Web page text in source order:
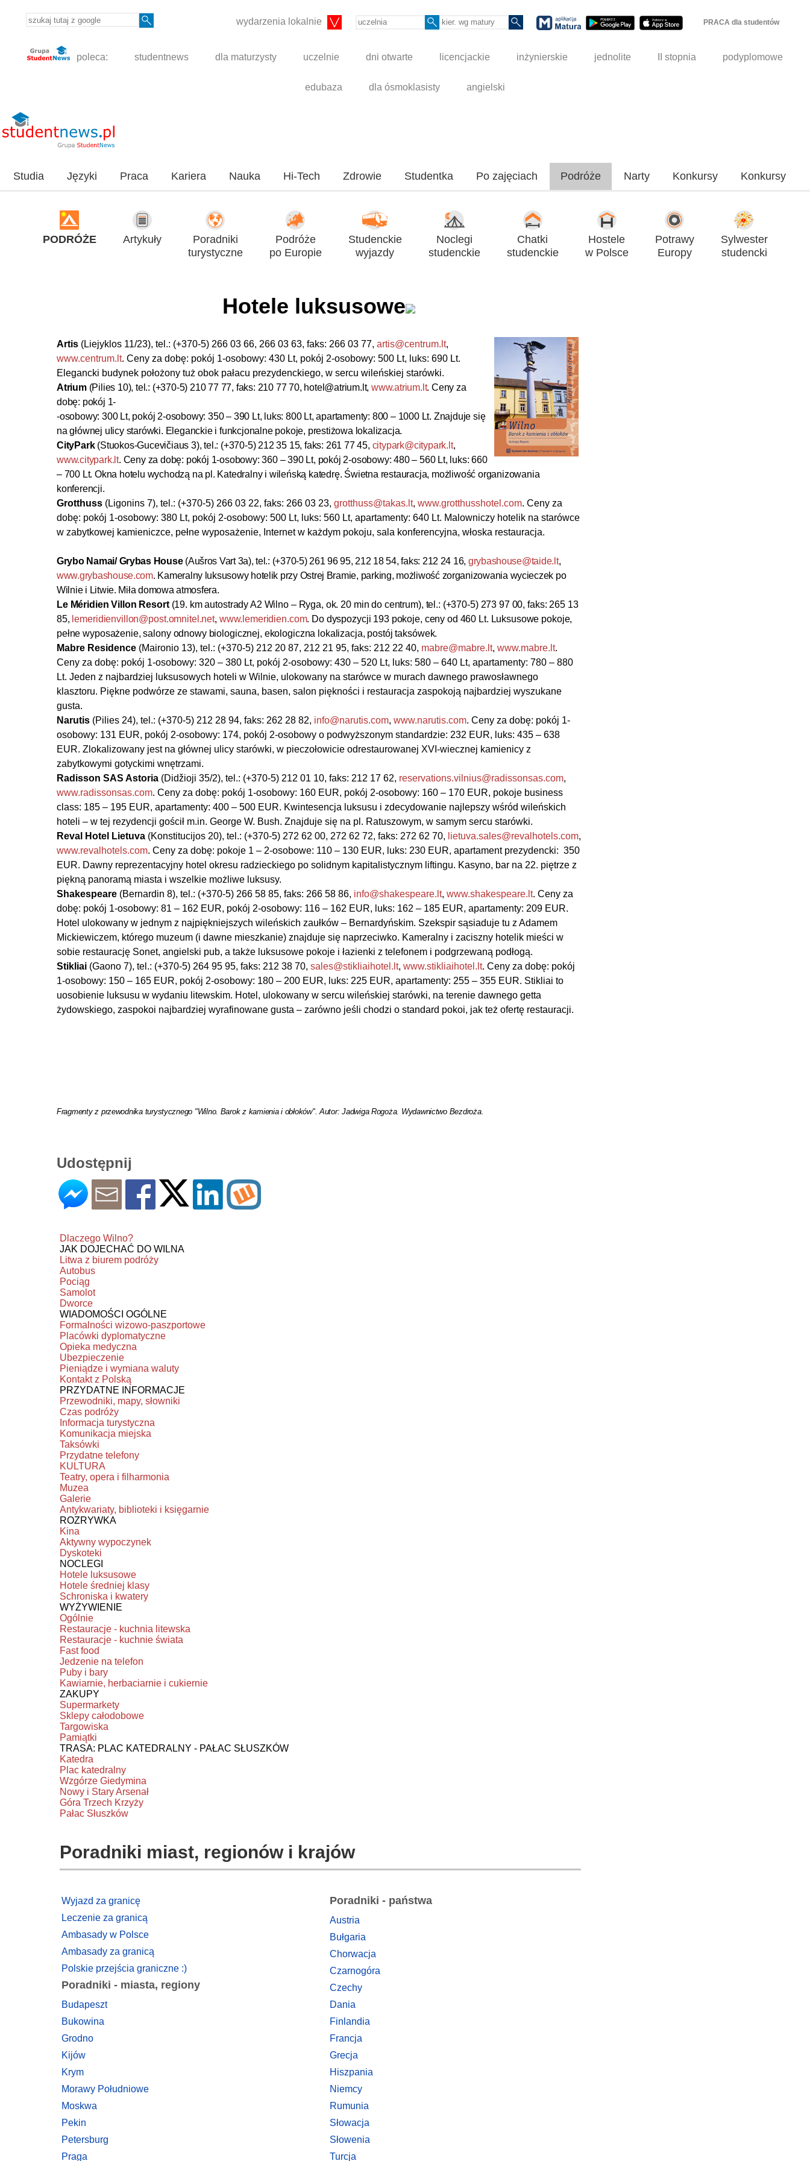
wydarzenia lokalnie PRACA dla studentów
poleca: studentnews dla maturzysty uczelnie dni otwarte licencjackie inżynierskie jednolite II stopnia podyplomowe
edubaza dla ósmoklasisty angielski
Studia Języki Praca Kariera Nauka Hi-Tech Zdrowie Studentka Po zajęciach Podróże Narty Konkursy Konkursy
PODRÓŻE Artykuły
Poradniki
turystyczne
Podróże
po Europie
Studenckie
wyjazdy
Noclegi
studenckie
Chatki
studenckie
Hostele
w Polsce
Potrawy
Europy
Sylwester
studencki
Hotele luksusowe
Artis (Liejyklos 11/23), tel.: (+370-5) 266 03 66, 266 03 63, faks: 266 03 77, artis@centrum.lt,
www.centrum.lt. Ceny za dobę: pokój 1-osobowy: 430 Lt, pokój 2-osobowy: 500 Lt, luks: 690 Lt.
Elegancki budynek położony tuż obok pałacu prezydenckiego, w sercu wileńskiej starówki.
Atrium(Pilies 10), tel.: (+370-5) 210 77 77, faks: 210 77 70, hotel@atrium.lt,www.atrium.lt. Ceny za
dobę: pokój 1-
-osobowy: 300 Lt, pokój 2-osobowy: 350 – 390 Lt, luks: 800 Lt, apartamenty: 800 – 1000 Lt. Znajduje się
na głównej ulicy starówki. Eleganckie i funkcjonalne pokoje, prestiżowa lokalizacja.
CityPark (Stuokos-Gucevičiaus 3), tel.: (+370-5) 212 35 15, faks: 261 77 45, citypark@citypark.lt,
www.citypark.lt. Ceny za dobę: pokój 1-osobowy: 360 – 390 Lt, pokój 2-osobowy: 480 – 560 Lt, luks: 660
– 700 Lt. Okna hotelu wychodzą na pl. Katedralny i wileńską katedrę. Świetna restauracja, możliwość organizowania
konferencji.
Grotthuss (Ligonins 7), tel.: (+370-5) 266 03 22, faks: 266 03 23, grotthuss@takas.lt, www.grotthusshotel.com. Ceny za
dobę: pokój 1-osobowy: 380 Lt, pokój 2-osobowy: 500 Lt, luks: 560 Lt, apartamenty: 640 Lt. Malowniczy hotelik na starówce
w zabytkowej kamieniczce, pełne wyposażenie, Internet w każdym pokoju, sala konferencyjna, włoska restauracja.
Grybo Namai/ Grybas House(Aušros Vart 3a), tel.: (+370-5) 261 96 95, 212 18 54, faks: 212 24 16, grybashouse@taide.lt,
www.grybashouse.com. Kameralny luksusowy hotelik przy Ostrej Bramie, parking, możliwość zorganizowania wycieczek po
Wilnie i Litwie. Miła domowa atmosfera.
Le Méridien Villon Resort(19. kmautostrady A2 Wilno – Ryga, ok. 20 min do centrum), tel.: (+370-5) 273 97 00, faks: 265 13
85, lemeridienvillon@post.omnitel.net, www.lemeridien.com. Do dyspozycji 193 pokoje, ceny od 460 Lt. Luksusowe pokoje,
pełne wyposażenie, salony odnowy biologicznej, ekologiczna lokalizacja, postój taksówek.
Mabre Residence (Maironio 13), tel.: (+370-5) 212 20 87, 212 21 95, faks: 212 22 40, mabre@mabre.lt, www.mabre.lt.
Ceny za dobę: pokój 1-osobowy: 320 – 380 Lt, pokój 2-osobowy: 430 – 520 Lt, luks: 580 – 640 Lt, apartamenty: 780 – 880
Lt. Jeden z najbardziej luksusowych hoteli w Wilnie, ulokowany na starówce w murach dawnego prawosławnego
klasztoru. Piękne podwórze ze stawami, sauna, basen, salon piękności i restauracja zaspokoją najbardziej wyszukane
gusta.
Narutis (Pilies 24), tel.: (+370-5) 212 28 94, faks: 262 28 82, info@narutis.com, www.narutis.com. Ceny za dobę: pokój 1-
osobowy: 131 EUR, pokój 2-osobowy: 174, pokój 2-osobowy o podwyższonym standardzie: 232 EUR, luks: 435 – 638
EUR. Zlokalizowany jest na głównej ulicy starówki, w pieczołowicie odrestaurowanej XVI-wiecznej kamienicy z
zabytkowymi gotyckimi wnętrzami.
Radisson SAS Astoria (Didžioji 35/2), tel.: (+370-5) 212 01 10, faks: 212 17 62, reservations.vilnius@radissonsas.com,
www.radissonsas.com. Ceny za dobę: pokój 1-osobowy: 160 EUR, pokój 2-osobowy: 160 – 170 EUR, pokoje business
class: 185 – 195 EUR, apartamenty: 400 – 500 EUR. Kwintesencja luksusu i zdecydowanie najlepszy wśród wileńskich
hoteli – w tej rezydencji gościł m.in. George W. Bush. Znajduje się na pl. Ratuszowym, w samym sercu starówki.
Reval Hotel Lietuva (Konstitucijos 20), tel.: (+370-5) 272 62 00, 272 62 72, faks: 272 62 70, lietuva.sales@revalhotels.com,
www.revalhotels.com. Ceny za dobę: pokoje 1 – 2-osobowe: 110 – 130 EUR, luks: 230 EUR, apartament prezydencki: 350
EUR. Dawny reprezentacyjny hotel okresu ­radzieckiego po solidnym kapitalistycznym liftingu. Kasyno, bar na 22. piętrze z
piękną panoramą miasta i wszelkie możliwe luksusy.
Shakespeare (Bernardin 8), tel.: (+370-5) 266 58 85, faks: 266 58 86, info@shakespeare.lt, www.shakespeare.lt. Ceny za
dobę: pokój 1-osobowy: 81 – 162 EUR, pokój 2-osobowy: 116 – 162 EUR, luks: 162 – 185 EUR, apartamenty: 209 EUR.
Hotel ulokowany w jednym z najpiękniejszych wileńskich zaułków – Bernardyńskim. Szekspir sąsiaduje tu z Adamem
Mickiewiczem, którego muzeum (i dawne mieszkanie) znajduje się naprzeciwko. Kameralny i zaciszny hotelik mieści w
sobie restaurację Sonet, angielski pub, a także luksusowe pokoje i łazienki z telefonem i podgrzewaną podłogą.
Stikliai (Gaono 7), tel.: (+370-5) 264 95 95, faks: 212 38 70, sales@stikliaihotel.lt, www.stikliaihotel.lt. Ceny za dobę: pokój
1-osobowy: 150 – 165 EUR, pokój 2-osobowy: 180 – 200 EUR, luks: 225 EUR, apartamenty: 255 – 355 EUR. Stikliai to
uosobienie luksusu w wydaniu litewskim. Hotel, ulokowany w sercu wileńskiej starówki, na terenie dawnego getta
żydowskiego, zaspokoi najbardziej wyrafinowane gusta – zarówno jeśli chodzi o standard pokoi, jak też ofertę restauracji.
Fragmenty z przewodnika turystycznego "Wilno. Barok z kamienia i obłoków". Autor: Jadwiga Rogoża. Wydawnictwo Bezdroża.
Udostępnij
Dlaczego Wilno?
JAK DOJECHAĆ DO WILNA
Litwa z biurem podróży
Autobus
Pociąg
Samolot
Dworce
WIADOMOŚCI OGÓLNE
Formalności wizowo-paszportowe
Placówki dyplomatyczne
Opieka medyczna
Ubezpieczenie
Pieniądze i wymiana waluty
Kontakt z Polską
PRZYDATNE INFORMACJE
Przewodniki, mapy, słowniki
Czas podróży
Informacja turystyczna
Komunikacja miejska
Taksówki
Przydatne telefony
KULTURA
Teatry, opera i filharmonia
Muzea
Galerie
Antykwariaty, biblioteki i księgarnie
ROZRYWKA
Kina
Aktywny wypoczynek
Dyskoteki
NOCLEGI
Hotele luksusowe
Hotele średniej klasy
Schroniska i kwatery
WYŻYWIENIE
Ogólnie
Restauracje - kuchnia litewska
Restauracje - kuchnie świata
Fast food
Jedzenie na telefon
Puby i bary
Kawiarnie, herbaciarnie i cukiernie
ZAKUPY
Supermarkety
Sklepy całodobowe
Targowiska
Pamiątki
TRASA: PLAC KATEDRALNY - PAŁAC SŁUSZKÓW
Katedra
Plac katedralny
Wzgórze Giedymina
Nowy i Stary Arsenał
Góra Trzech Krzyży
Pałac Słuszków
Poradniki miast, regionów i krajów
Wyjazd za granicę
Leczenie za granicą
Ambasady w Polsce
Ambasady za granicą
Polskie przejścia graniczne :)
Poradniki - miasta, regiony
Budapeszt
Bukowina
Grodno
Kijów
Krym
Morawy Południowe
Moskwa
Pekin
Petersburg
Praga
Poradniki - państwa
Austria
Bułgaria
Chorwacja
Czarnogóra
Czechy
Dania
Finlandia
Francja
Grecja
Hiszpania
Niemcy
Rumunia
Słowacja
Słowenia
Turcja